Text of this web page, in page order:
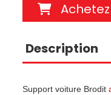
Achetez
Description
Support voiture Brodit